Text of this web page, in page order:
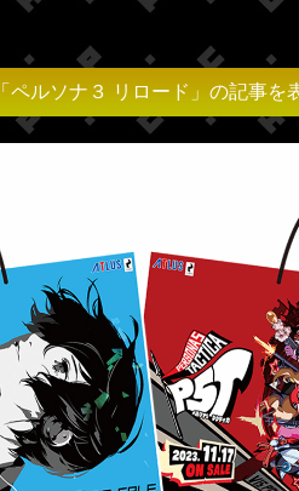
「ペルソナ３ リロード」の記事を